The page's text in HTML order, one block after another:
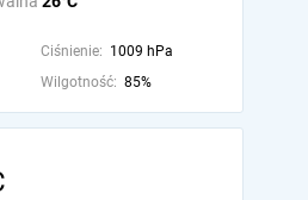
Ciśnienie: 1009 hPa
Wilgotność: 85%